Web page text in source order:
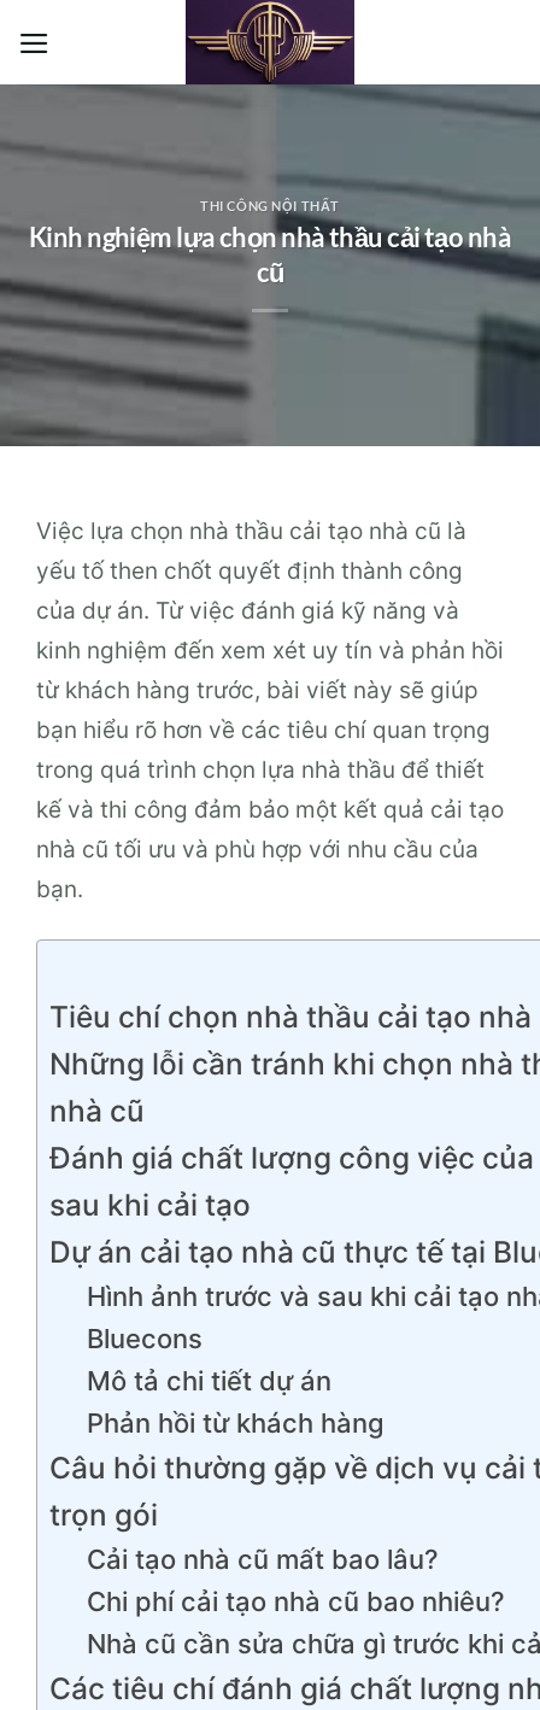
qua
THI CÔNG NỘI THẤT
Kinh nghiệm lựa chọn nhà thầu cải tạo nhà
cũ
Việc lựa chọn nhà thầu cải tạo nhà cũ là
yếu tố then chốt quyết định thành công
của dự án. Từ việc đánh giá kỹ năng và
kinh nghiệm đến xem xét uy tín và phản hồi
từ khách hàng trước, bài viết này sẽ giúp
bạn hiểu rõ hơn về các tiêu chí quan trọng
trong quá trình chọn lựa nhà thầu để thiết
kế và thi công đảm bảo một kết quả cải tạo
nhà cũ tối ưu và phù hợp với nhu cầu của
bạn.
Tiêu chí chọn nhà thầu cải tạo
Những lỗi cần tránh khi chọn nhà
nhà cũ
Đánh giá chất lượng công việc
sau khi cải tạo
Dự án cải tạo nhà cũ thực tế tại
Hình ảnh trước và sau khi cải tạo
Bluecons
Mô tả chi tiết dự án
Phản hồi từ khách hàng
Câu hỏi thường gặp về dịch vụ cải
trọn gói
Cải tạo nhà cũ mất bao lâu?
Chi phí cải tạo nhà cũ bao nhiêu?
Nhà cũ cần sửa chữa gì trước khi
Các tiêu chí đánh giá chất lượng